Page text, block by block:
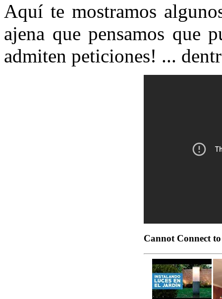
Aquí te mostramos
ajena que pensamos que
admiten peticiones! ...
Cannot Connect